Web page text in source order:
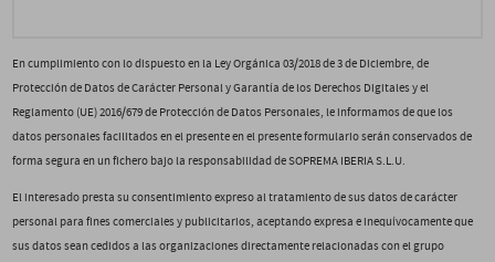
En cumplimiento con lo dispuesto en la Ley Orgánica 03/2018 de 3 de Diciembre, de
Protección de Datos de Carácter Personal y Garantía de los Derechos Digitales y el
Reglamento (UE) 2016/679 de Protección de Datos Personales, le informamos de que los
datos personales facilitados en el presente en el presente formulario serán conservados de
forma segura en un fichero bajo la responsabilidad de SOPREMA IBERIA S.L.U.
El interesado presta su consentimiento expreso al tratamiento de sus datos de carácter
personal para fines comerciales y publicitarios, aceptando expresa e inequívocamente que
sus datos sean cedidos a las organizaciones directamente relacionadas con el grupo